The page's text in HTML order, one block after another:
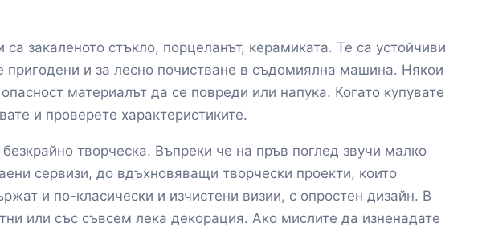
закаленото стъкло, порцеланът, керамиката. Те са устойчиви
и за лесно почистване в съдомиялна машина. Някои
материалът да се повреди или напука. Когато купувате
и проверете характеристиките.
творческа. Въпреки че на пръв поглед звучи малко
сервизи, до вдъхновяващи творчески проекти, които
и по-класически и изчистени визии, с опростен дизайн. В
или със съвсем лека декорация. Ако мислите да изненадате